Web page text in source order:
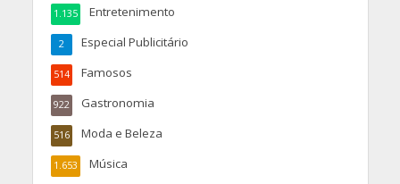
Entretenimento
1.135
Especial Publicitário
2
Famosos
514
Gastronomia
922
Moda e Beleza
516
Música
1.653